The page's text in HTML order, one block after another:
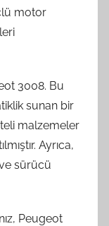
motor
3008. Bu
sunan bir
malzemeler
Ayrıca,
sürücü
Peugeot